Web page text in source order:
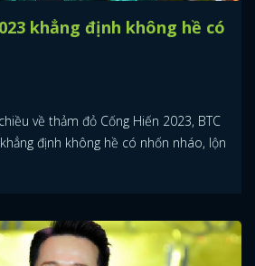
khẳng định không hề có
về thảm đỏ Cống Hiến 2023, BTC
định không hề có nhốn nháo, lộn